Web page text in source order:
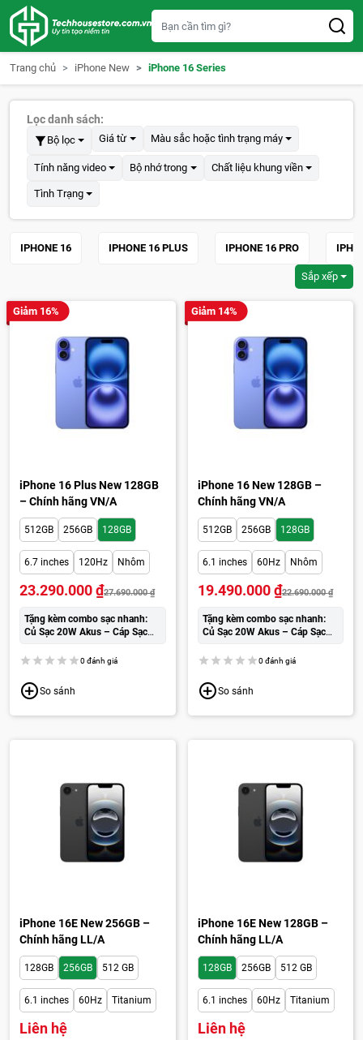
c
Trang chủ iPhone New iPhone 16 Series
Lọc danh sách:
Bộ lọc Giá từ Màu sắc hoặc tình trạng máy
Tính năng video Bộ nhớ trong Chất liệu khung viền
Tình Trạng
IPHONE 16 IPHONE 16 PLUS IPHONE 16 PRO
Sắp xếp
Giảm 16%
iPhone 16 Plus New 128GB
– Chính hãng VN/A
512GB 256GB 128GB
6.7 inches 120Hz Nhôm
23.290.000₫27.690.000₫
Tặng kèm combo sạc nhanh:
Củ Sạc 20W Akus – Cáp Sạc
0 đánh giá
So sánh
Giảm 14%
iPhone 16 New 128GB –
Chính hãng VN/A
512GB 256GB 128GB
6.1 inches 60Hz Nhôm
19.490.000₫22.690.000₫
Tặng kèm combo sạc nhanh:
Củ Sạc 20W Akus – Cáp Sạc
0 đánh giá
So sánh
iPhone 16E New 256GB –
Chính hãng LL/A
128GB 256GB 512 GB
6.1 inches 60Hz Titanium
Liên hệ
iPhone 16E New 128GB –
Chính hãng LL/A
128GB 256GB 512 GB
6.1 inches 60Hz Titanium
Liên hệ